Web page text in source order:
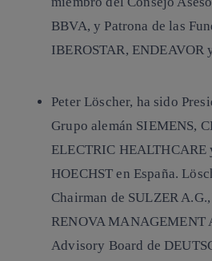
BBVA, y Patrona de las
IBEROSTAR, ENDEAVOR
Peter Löscher, ha sido
Grupo alemán SIEMENS,
ELECTRIC HEALTHCARE
HOECHST en España.
Chairman de SULZER
RENOVA MANAGEMENT
Advisory Board de